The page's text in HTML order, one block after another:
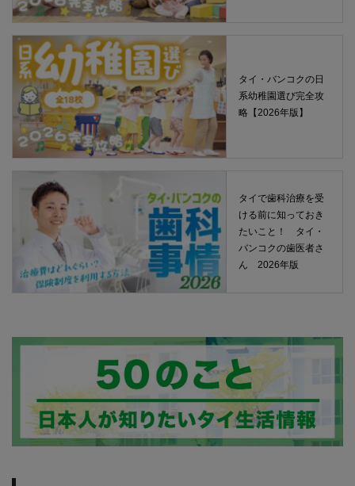
タイ・バンコクの日
系幼稚園選び完全攻
略【2026年版】
タイで歯科治療を受
ける前に知っておき
たいこと！ タイ・
バンコクの歯医者さ
ん 2026年版